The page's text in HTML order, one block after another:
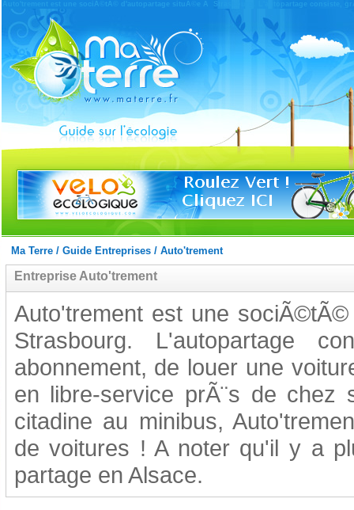
Auto'trement est une sociÃ©tÃ© d'autopartage situÃ©e Ã Strasbourg. L'autopartage consiste,
Ma Terre/ Guide Entreprises/ Auto'trement
Entreprise Auto'trement
Auto'trement est une
Strasbourg. L'autopartage
abonnement, de louer une
en libre-service prÃ¨s de
citadine au minibus,
de voitures ! A noter qu'il y a
partage en Alsace.